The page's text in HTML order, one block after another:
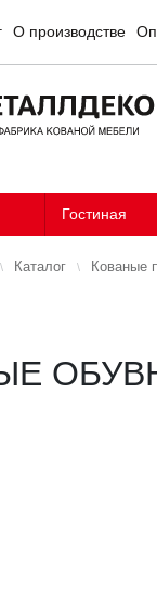
О производстве
Гостиная
Каталог Кованые